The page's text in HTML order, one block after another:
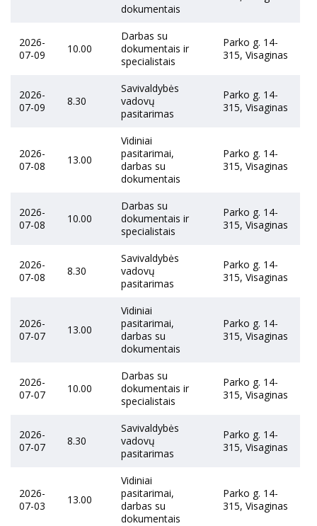
dokumentais
2026-
07-09
10.00
Darbas su
dokumentais ir
specialistais
Parko g. 14-
315, Visaginas
2026-
07-09
8.30
Savivaldybės
vadovų
pasitarimas
Parko g. 14-
315, Visaginas
2026-
07-08
13.00
Vidiniai
pasitarimai,
darbas su
dokumentais
Parko g. 14-
315, Visaginas
2026-
07-08
10.00
Darbas su
dokumentais ir
specialistais
Parko g. 14-
315, Visaginas
2026-
07-08
8.30
Savivaldybės
vadovų
pasitarimas
Parko g. 14-
315, Visaginas
2026-
07-07
13.00
Vidiniai
pasitarimai,
darbas su
dokumentais
Parko g. 14-
315, Visaginas
2026-
07-07
10.00
Darbas su
dokumentais ir
specialistais
Parko g. 14-
315, Visaginas
2026-
07-07
8.30
Savivaldybės
vadovų
pasitarimas
Parko g. 14-
315, Visaginas
2026-
07-03
13.00
Vidiniai
pasitarimai,
darbas su
dokumentais
Parko g. 14-
315, Visaginas